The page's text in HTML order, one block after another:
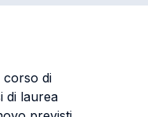
corso di
di laurea